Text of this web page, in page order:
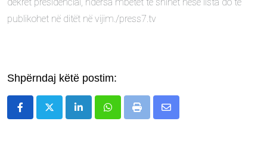
publikohet në ditët në vijim./press7.tv
Shpërndaj këtë postim:
LinkedInWhatsappPrint
Share